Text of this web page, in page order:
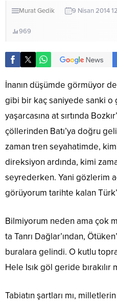
Murat Gedik 9 Nisan 2014
969
İnanın düşümde görmüyor
gibi bir kaç saniyede sanki o
yaşarcasına at sırtında
çöllerinden Batı’ya doğru
zaman tren seyahatimde,
direksiyon ardında, kimi
seyrederken. Yani gözlerim
görüyorum tarihte kalan
Bilmiyorum neden ama çok
ta Tanrı Dağlar’ından,
buralara gelindi. O kutlu
Hele Isık göl geride bırakılır
Tabiatın şartları mı,